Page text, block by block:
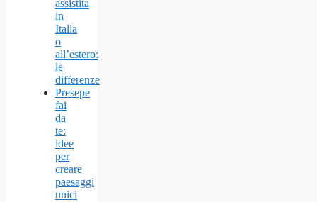
assistita
in
Italia
o
all’estero:
le
differenze
Presepe
fai
da
te:
idee
per
creare
paesaggi
unici